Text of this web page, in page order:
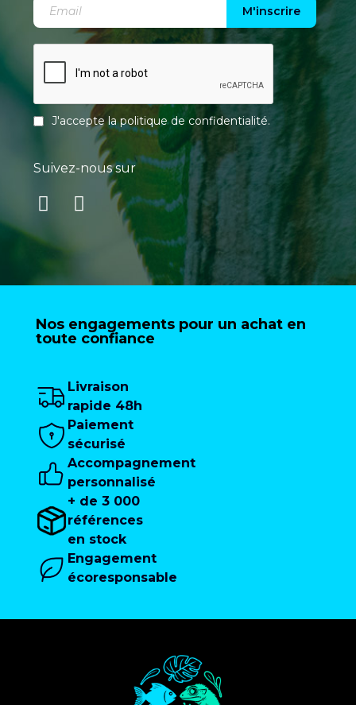
M'inscrire
J'accepte lapolitique de confidentialité.
Suivez-nous sur
Nos engagements pour un achat en
toute confiance
Livraison
rapide 48h
Paiement
sécurisé
Accompagnement
personnalisé
+ de 3 000
références
en stock
Engagement
écoresponsable